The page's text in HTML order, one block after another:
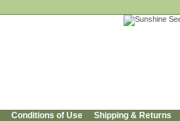
Conditions of Use Shipping & Returns